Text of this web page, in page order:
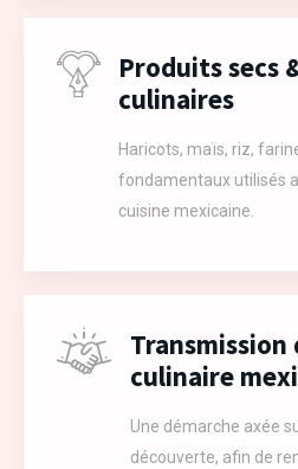
Produits secs
culinaires
Haricots, maïs, riz,
fondamentaux utilisés
cuisine mexicaine.
culinaire
Une démarche axée
découverte, afin de